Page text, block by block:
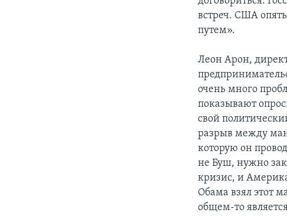
встреч. США
путем».
Леон Арон,
очень много
показывают
свой
разрыв между
которую он
не Буш, нужно
кризис, и
Обама взял этот
общем-то